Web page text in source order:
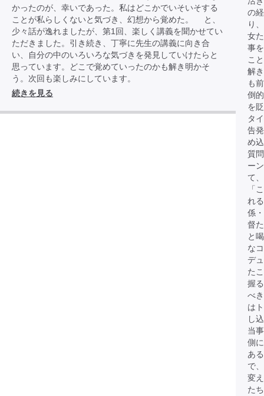
かったのが、幸いであった。私はどこかでいそいそする
ことが私らしくないと気づき、幻想から覚めた。 と、
少々話が逸れましたが、第1回、楽しく講義を聞かせてい
ただきました。引き続き、丁寧に先生の講義に向き合
い、自分の中のいろいろな気づきを発見していけたらと
思っています。どこで覚めていったのかも解き明かそ
う。次回も楽しみにしています。
続きを見る
の
り
女
事
こ
解
も
倒
を
タ
告
め
質
ー
て
「
れ
係
督
と
な
デ
た
握
べ
は
し
当
側
あ
で
変
た